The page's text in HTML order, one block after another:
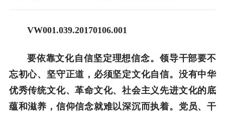
VW001.039.20170106.001
要依靠文化自信坚定理想信念。领导干部要不
忘初心、坚守正道，必须坚定文化自信。没有中华
优秀传统文化、革命文化、社会主义先进文化的底
蕴和滋养，信仰信念就难以深沉而执着。党员、干